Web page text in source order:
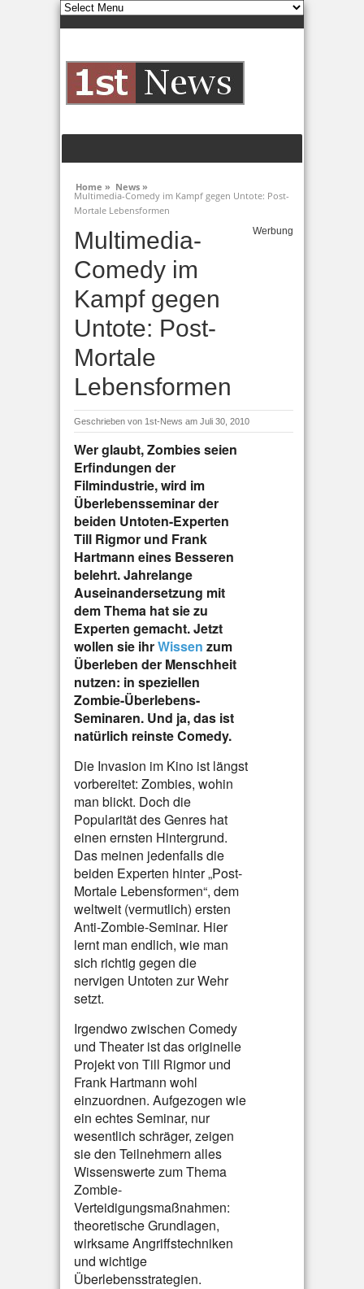
Home » News »
Multimedia-Comedy im Kampf gegen Untote: Post-
Mortale Lebensformen
Multimedia-
Comedy im
Kampf gegen
Untote: Post-
Mortale
Lebensformen
Werbung
Geschrieben von 1st-News am Juli 30, 2010
Wer glaubt, Zombies seien
Erfindungen der
Filmindustrie, wird im
Überlebensseminar der
beiden Untoten-Experten
Till Rigmor und Frank
Hartmann eines Besseren
belehrt. Jahrelange
Auseinandersetzung mit
dem Thema hat sie zu
Experten gemacht. Jetzt
wollen sie ihrWissen zum
Überleben der Menschheit
nutzen: in speziellen
Zombie-Überlebens-
Seminaren. Und ja, das ist
natürlich reinste Comedy.
Die Invasion im Kino ist längst
vorbereitet: Zombies, wohin
man blickt. Doch die
Popularität des Genres hat
einen ernsten Hintergrund.
Das meinen jedenfalls die
beiden Experten hinter „Post-
Mortale Lebensformen“, dem
weltweit (vermutlich) ersten
Anti-Zombie-Seminar. Hier
lernt man endlich, wie man
sich richtig gegen die
nervigen Untoten zur Wehr
setzt.
Irgendwo zwischen Comedy
und Theater ist das originelle
Projekt von Till Rigmor und
Frank Hartmann wohl
einzuordnen. Aufgezogen wie
ein echtes Seminar, nur
wesentlich schräger, zeigen
sie den Teilnehmern alles
Wissenswerte zum Thema
Zombie-
Verteidigungsmaßnahmen:
theoretische Grundlagen,
wirksame Angriffstechniken
und wichtige
Überlebensstrategien.